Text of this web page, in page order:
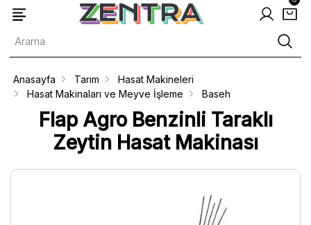
Flap Agro Benzinli Taraklı
Zeytin Hasat Makinası
Anasayfa Tarım
Hasat Makineleri
Hasat Makinaları ve Meyve İşleme
Baseh